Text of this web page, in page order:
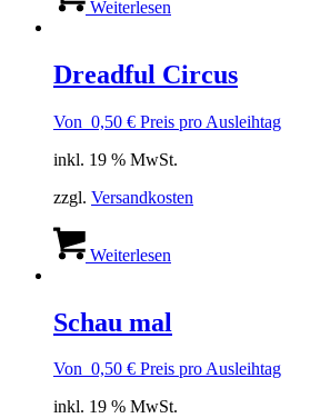
Weiterlesen
Dreadful Circus
Von 0,50 € Preis pro Ausleihtag
inkl. 19 % MwSt.
zzgl. Versandkosten
Weiterlesen
Schau mal
Von 0,50 € Preis pro Ausleihtag
inkl. 19 % MwSt.